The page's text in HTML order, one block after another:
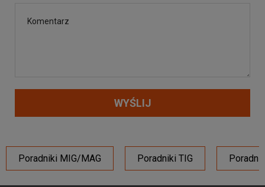
WYŚLIJ
Poradniki MIG/MAG Poradniki TIG